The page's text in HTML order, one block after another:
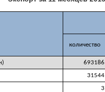
количество
693186
31544
3